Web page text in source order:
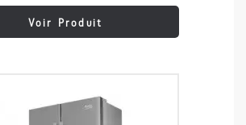
Voir Produit